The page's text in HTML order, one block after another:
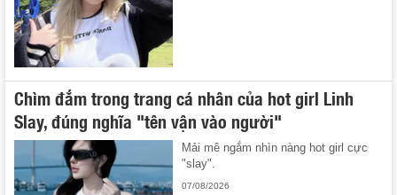
Chìm đắm trong trang cá nhân của hot girl Linh
Slay, đúng nghĩa "tên vận vào người"
Mải mê ngắm nhìn nàng hot girl cực
"slay".
07/08/2026